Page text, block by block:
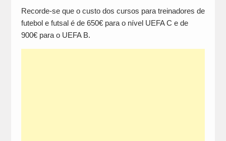
Recorde-se que o custo dos cursos para treinadores de
futebol e futsal é de 650€ para o nível UEFA C e de
900€ para o UEFA B.